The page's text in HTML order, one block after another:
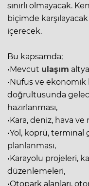
sınırlı olmayacak.
biçimde
içerecek.
Bu kapsamda;
•Mevcut ulaşım
•Nüfus ve
doğrultusunda
hazırlanması,
•Kara, deniz, hava
•Yol, köprü, terminal
planlanması,
•Karayolu projeleri,
düzenlemeleri,
•Otopark alanları,